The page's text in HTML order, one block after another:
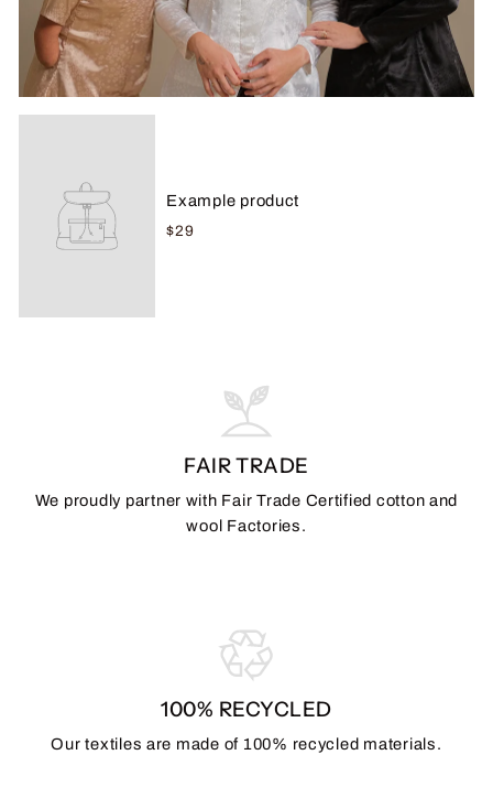
Example product
$29
FAIR TRADE
We proudly partner with Fair Trade Certified cotton and
wool Factories.
100% RECYCLED
Our textiles are made of 100% recycled materials.